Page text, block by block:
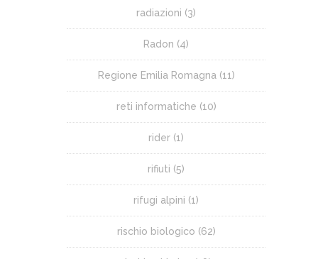
radiazioni (3)
Radon (4)
Regione Emilia Romagna(11)
reti informatiche (10)
rider (1)
rifiuti (5)
rifugi alpini (1)
rischio biologico (62)